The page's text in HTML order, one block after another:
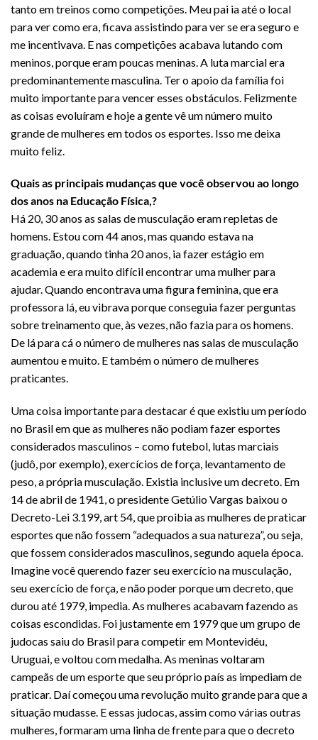
tanto em treinos como competições. Meu pai ia até o local
para ver como era, ficava assistindo para ver se era seguro e
me incentivava. E nas competições acabava lutando com
meninos, porque eram poucas meninas. A luta marcial era
predominantemente masculina. Ter o apoio da família foi
muito importante para vencer esses obstáculos. Felizmente
as coisas evoluíram e hoje a gente vê um número muito
grande de mulheres em todos os esportes. Isso me deixa
muito feliz.
Quais as principais mudanças que você observou ao longo
dos anos na Educação Física,?
Há 20, 30 anos as salas de musculação eram repletas de
homens. Estou com 44 anos, mas quando estava na
graduação, quando tinha 20 anos, ia fazer estágio em
academia e era muito difícil encontrar uma mulher para
ajudar. Quando encontrava uma figura feminina, que era
professora lá, eu vibrava porque conseguia fazer perguntas
sobre treinamento que, às vezes, não fazia para os homens.
De lá para cá o número de mulheres nas salas de musculação
aumentou e muito. E também o número de mulheres
praticantes.
Uma coisa importante para destacar é que existiu um período
no Brasil em que as mulheres não podiam fazer esportes
considerados masculinos – como futebol, lutas marciais
(judô, por exemplo), exercícios de força, levantamento de
peso, a própria musculação. Existia inclusive um decreto. Em
14 de abril de 1941, o presidente Getúlio Vargas baixou o
Decreto-Lei 3.199, art 54, que proibia as mulheres de praticar
esportes que não fossem “adequados a sua natureza”, ou seja,
que fossem considerados masculinos, segundo aquela época.
Imagine você querendo fazer seu exercício na musculação,
seu exercício de força, e não poder porque um decreto, que
durou até 1979, impedia. As mulheres acabavam fazendo as
coisas escondidas. Foi justamente em 1979 que um grupo de
judocas saiu do Brasil para competir em Montevidéu,
Uruguai, e voltou com medalha. As meninas voltaram
campeãs de um esporte que seu próprio país as impediam de
praticar. Daí começou uma revolução muito grande para que a
situação mudasse. E essas judocas, assim como várias outras
mulheres, formaram uma linha de frente para que o decreto